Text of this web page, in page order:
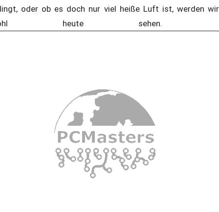
oder ob es doch nur viel heiße Luft ist, werden wir
heute sehen.